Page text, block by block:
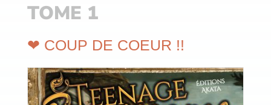
TOME 1
❤ COUP DE COEUR !!